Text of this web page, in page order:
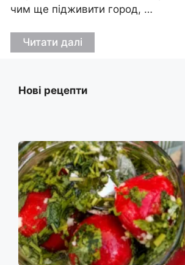
чим ще підживити город, …
Читати далі
Нові рецепти